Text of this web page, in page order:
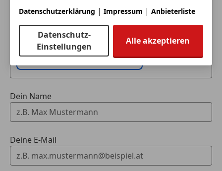
Ich möchte mein Auto in Zahlung geben
(unverbindlich).
Fahrzeugdaten hinzufügen
Dein Name
Deine E-Mail
Datenschutzerklärung | Impressum | Anbieterliste
Datenschutz-
Einstellungen
Alle akzeptieren